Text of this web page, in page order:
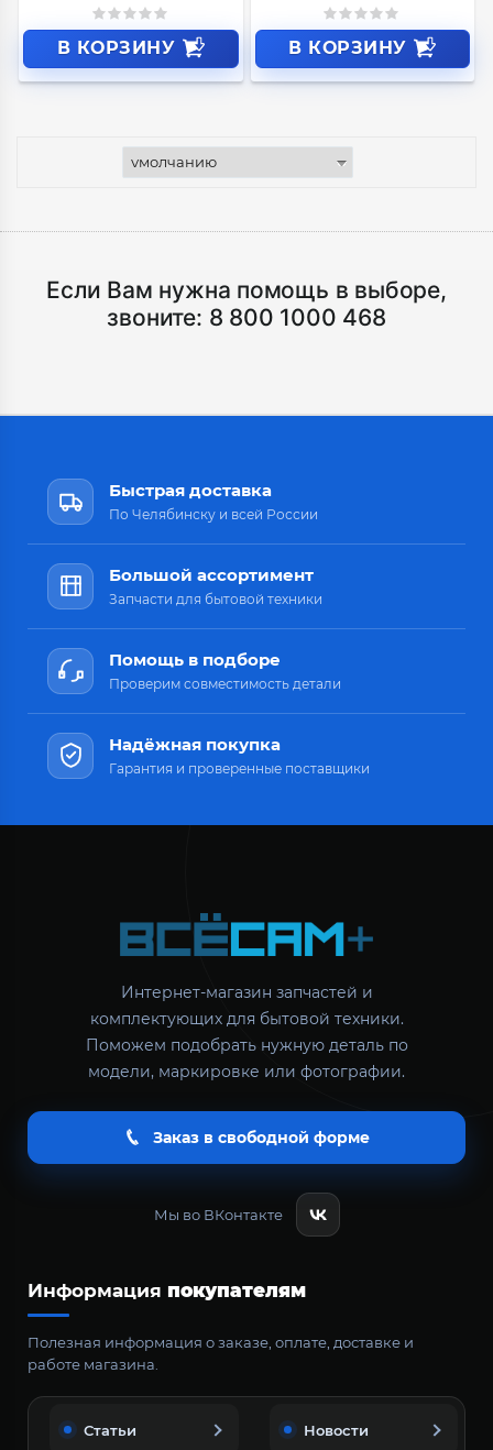
В КОРЗИНУ В КОРЗИНУ
Если Вам нужна помощь в выборе,
звоните: 8 800 1000 468
Быстрая доставка
По Челябинску и всей России
Большой ассортимент
Запчасти для бытовой техники
Помощь в подборе
Проверим совместимость детали
Надёжная покупка
Гарантия и проверенные поставщики
Интернет-магазин запчастей и
комплектующих для бытовой техники.
Поможем подобрать нужную деталь по
модели, маркировке или фотографии.
Заказ в свободной форме
Мы во ВКонтакте
Информация покупателям
Полезная информация о заказе, оплате, доставке и
работе магазина.
Статьи Новости